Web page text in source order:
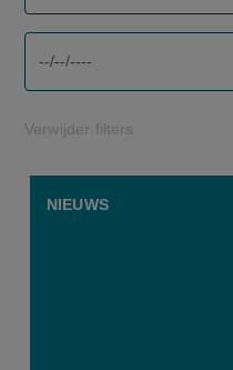
Verwijder filters
NIEUWS